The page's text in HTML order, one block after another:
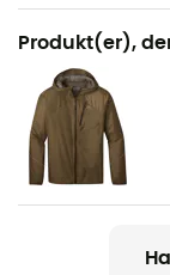
Anbefales til
Vandreture /
Køn
Herre
Vægt
Produkt(er),